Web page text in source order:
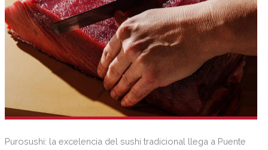
Purosushi: la excelencia del sushi tradicional llega a Puente